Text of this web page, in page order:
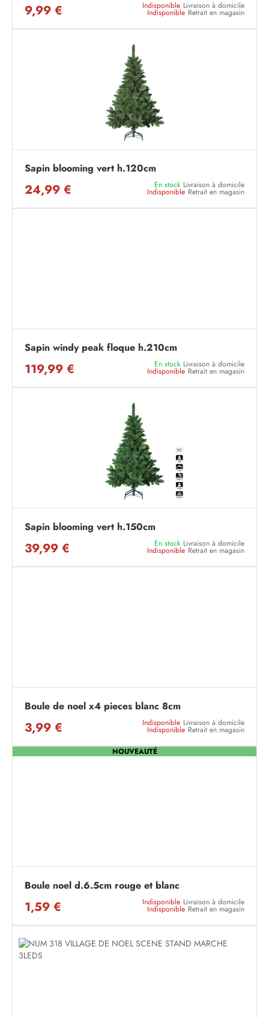
9,99 € Indisponible Livraison à domicile
Indisponible Retrait en magasin
Sapin blooming vert h.120cm
24,99 € En stock Livraison à domicile
Indisponible Retrait en magasin
Sapin windy peak floque h.210cm
119,99 € En stock Livraison à domicile
Indisponible Retrait en magasin
Sapin blooming vert h.150cm
39,99 € En stock Livraison à domicile
Indisponible Retrait en magasin
Boule de noel x4 pieces blanc 8cm
3,99 € Indisponible Livraison à domicile
Indisponible Retrait en magasin
NOUVEAUTÉ
Boule noel d.6.5cm rouge et blanc
1,59 € Indisponible Livraison à domicile
Indisponible Retrait en magasin